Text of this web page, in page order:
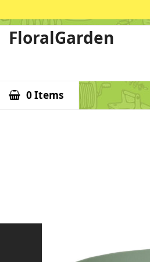
al
contenuto
FloralGarden
0 Items